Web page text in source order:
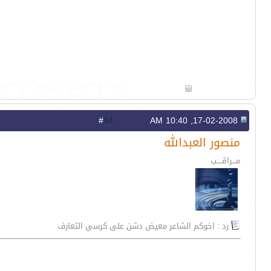
#
34
منصور العبدالله
مـــراقــــب
رد : اخوكم الشاعر معيض دشن على كرسى التعارف